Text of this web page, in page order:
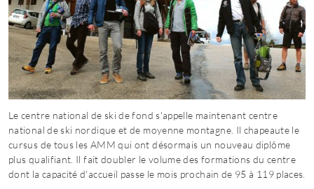
Prémanon
Le centre national de ski de fond s'appelle maintenant centre
national de ski nordique et de moyenne montagne. Il chapeaute le
cursus de tous les AMM qui ont désormais un nouveau diplôme
plus qualifiant. Il fait doubler le volume des formations du centre
dont la capacité d'accueil passe le mois prochain de 95 à 119 places.